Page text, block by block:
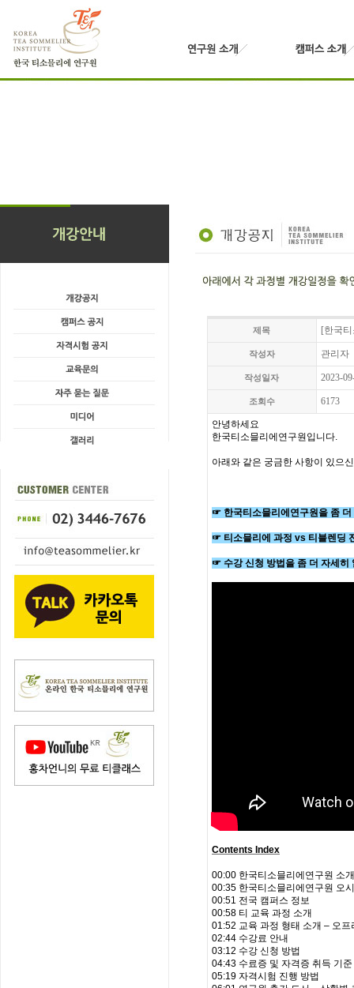
제목 [한국
작성자 관리자
작성일자 2023-
조회수 6173
안녕하세요
한국티소믈리에연구원입니다.
아래와 같은 궁금한 사항이 있으
☞ 한국티소믈리에연구원을 좀
☞ 티소믈리에 과정 vs 티블렌딩
☞ 수강 신청 방법을 좀 더 자세히
Contents Index
00:00​ 한국티소믈리에연구원 소개
00:35​ 한국티소믈리에연구원 오
00:51​ 전국 캠퍼스 정보
00:58​ 티 교육 과정 소개
01:52​ 교육 과정 형태 소개 – 오프
02:44​ 수강료 안내
03:12​ 수강 신청 방법
04:43​ 수료증 및 자격증 취득 기준
05:19​ 자격시험 진행 방법